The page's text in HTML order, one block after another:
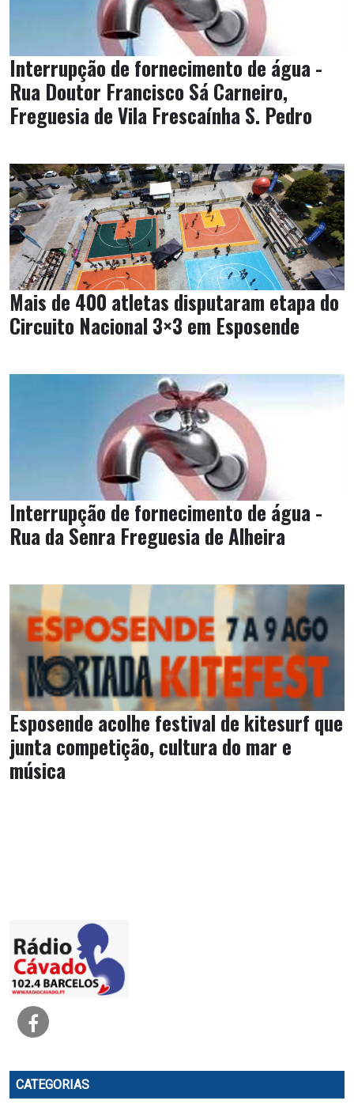
Interrupção de fornecimento de água -
Rua Doutor Francisco Sá Carneiro,
Freguesia de Vila Frescaínha S. Pedro
Mais de 400 atletas disputaram etapa do
Circuito Nacional 3×3 em Esposende
Interrupção de fornecimento de água -
Rua da Senra Freguesia de Alheira
Esposende acolhe festival de kitesurf que
junta competição, cultura do mar e
música
CATEGORIAS